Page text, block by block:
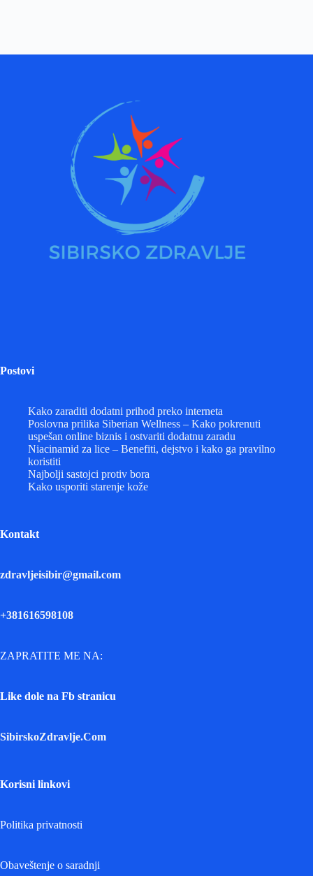
Postovi
Kako zaraditi dodatni prihod preko interneta
Poslovna prilika Siberian Wellness – Kako pokrenuti
uspešan online biznis i ostvariti dodatnu zaradu
Niacinamid za lice – Benefiti, dejstvo i kako ga pravilno
koristiti
Najbolji sastojci protiv bora
Kako usporiti starenje kože
Kontakt
zdravljeisibir@gmail.com
+381616598108
ZAPRATITE ME NA:
Like dole na Fb stranicu
SibirskoZdravlje.Com
Korisni linkovi
Politika privatnosti
Obaveštenje o saradnji